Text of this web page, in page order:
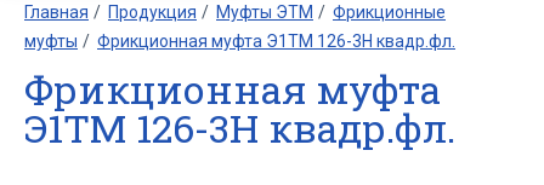
Главная Продукция Муфты ЭТМ
Фрикционные
муфты
Фрикционная муфта Э1ТМ 126-3Н квадр.фл.
Фрикционная муфта
Э1ТМ 126-3Н квадр.фл.